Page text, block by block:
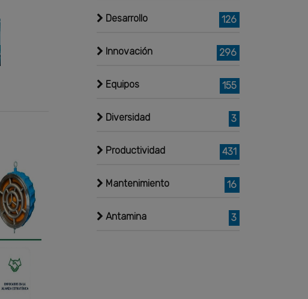
Desarrollo 126
Innovación 296
Equipos 155
Diversidad 3
Productividad 431
Mantenimiento 16
Antamina 3